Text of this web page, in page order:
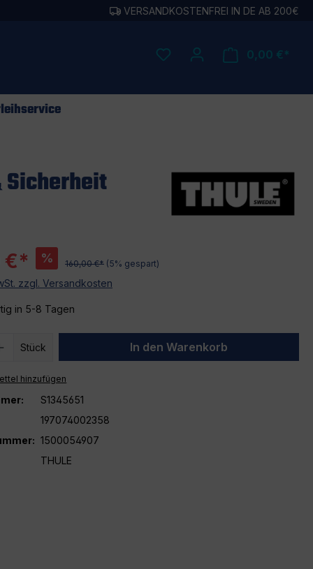
VERSANDKOSTENFREI IN DE AB 200€
0,00 €*
Sicherheit
€* % 160,00 €* (5% gespart)
zzgl. Versandkosten
in 5-8 Tagen
Anzahl: Gib den gewünschten Wert
Stück In den Warenkorb
hinzufügen
S1345651
197074002358
1500054907
THULE